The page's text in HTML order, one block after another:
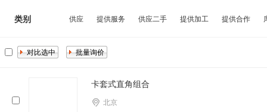
类别 供应 提供服务 供应二手 提供加工 提供合作
卡套式直角组合
北京